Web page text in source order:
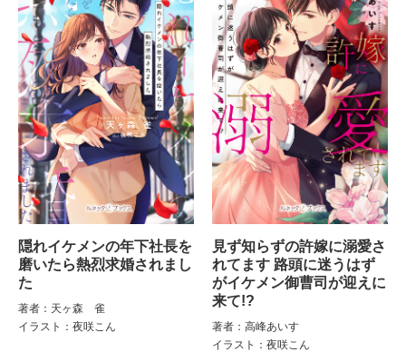
隠れイケメンの年下社長を
磨いたら熱烈求婚されまし
た
著者：天ヶ森 雀
イラスト：夜咲こん
見ず知らずの許嫁に溺愛さ
れてます 路頭に迷うはず
がイケメン御曹司が迎えに
来て!?
著者：高峰あいす
イラスト：夜咲こん